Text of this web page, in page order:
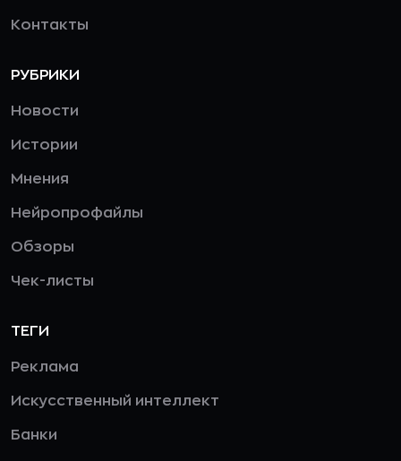
Контакты
РУБРИКИ
Новости
Истории
Мнения
Нейропрофайлы
Обзоры
Чек-листы
ТЕГИ
Реклама
Искусственный интеллект
Банки